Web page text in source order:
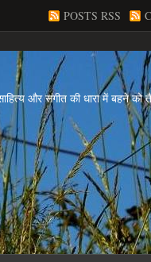
POSTS RSS
और संगीत की धारा में बहने को